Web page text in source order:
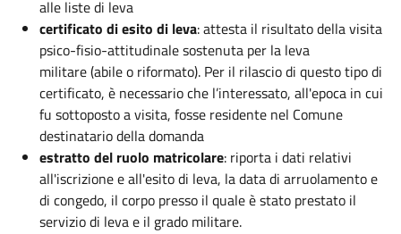
alle liste di leva
certificato di esito di leva: attesta il risultato della visita
psico-fisio-attitudinale sostenuta per la leva
militare (abile o riformato). Per il rilascio di questo tipo di
certificato, è necessario che l’interessato, all'epoca in cui
fu sottoposto a visita, fosse residente nel Comune
destinatario della domanda
estratto del ruolo matricolare: riporta i dati relativi
all'iscrizione e all'esito di leva, la data di arruolamento e
di congedo, il corpo presso il quale è stato prestato il
servizio di leva e il grado militare.